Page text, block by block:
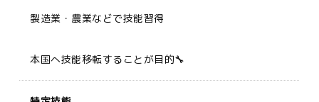
製造業・農業などで技能習得
本国へ技能移転することが目的🔧